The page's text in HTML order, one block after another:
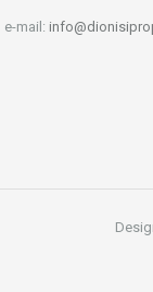
e-mail: